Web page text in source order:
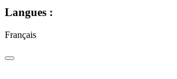
Langues :
Français